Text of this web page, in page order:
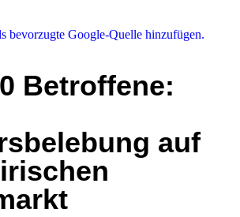
bevorzugte Google-Quelle hinzufügen.
Betroffene:
auf